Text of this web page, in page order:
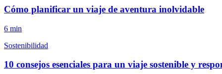
Cómo planificar un viaje de aventura inolvidable
6 min
Sostenibilidad
10 consejos esenciales para un viaje sostenible y